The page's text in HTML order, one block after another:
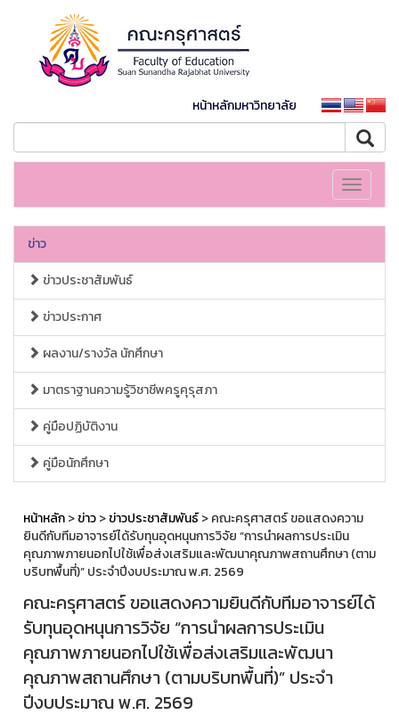
หน้าหลักมหาวิทยาลัย
Toggle
ข่าว
ข่าวประชาสัมพันธ์
ข่าวประกาศ
ผลงาน/รางวัล นักศึกษา
มาตราฐานความรู้วิชาชีพครูคุรุสภา
คู่มือปฏิบัติงาน
คู่มือนักศึกษา
หน้าหลัก>ข่าว>ข่าวประชาสัมพันธ์> คณะครุศาสตร์ ขอแสดงความ
ยินดีกับทีมอาจารย์ได้รับทุนอุดหนุนการวิจัย “การนำผลการประเมิน
คุณภาพภายนอกไปใช้เพื่อส่งเสริมและพัฒนาคุณภาพสถานศึกษา (ตาม
บริบทพื้นที่)” ประจำปีงบประมาณ พ.ศ. 2569
คณะครุศาสตร์ ขอแสดงความยินดีกับทีมอาจารย์ได้
รับทุนอุดหนุนการวิจัย “การนำผลการประเมิน
คุณภาพภายนอกไปใช้เพื่อส่งเสริมและพัฒนา
คุณภาพสถานศึกษา (ตามบริบทพื้นที่)” ประจำ
ปีงบประมาณ พ.ศ. 2569